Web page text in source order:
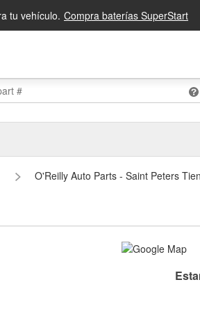
tu vehículo. Compra baterías SuperStart
O'Reilly Auto Parts - Saint Peters